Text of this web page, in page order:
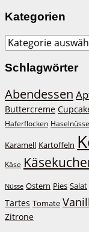
Kategorien
Kategorien
Schlagwörter
Abendessen
Buttercreme
Haferflocken Haselnüsse
Karamell Kartoffeln
Käse
Nüsse Ostern Pies Salat
Tartes Tomate
Zitrone